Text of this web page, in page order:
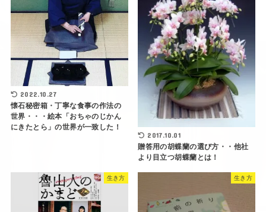
2022.10.27
懐石秘密箱・丁寧な食事の作法の
世界・・・絵本「おちゃのじかん
にきたとら」の世界が一致した！
2017.10.01
贈答用の胡蝶蘭の選び方・・他社
より目立つ胡蝶蘭とは！
生き方 生き方